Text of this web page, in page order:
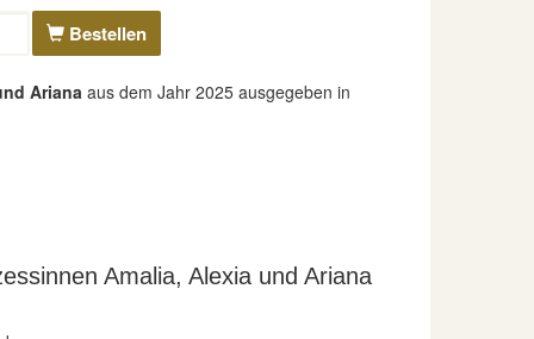
Bestellen
Ariana aus dem Jahr 2025 ausgegeben in
Amalia, Alexia und Ariana